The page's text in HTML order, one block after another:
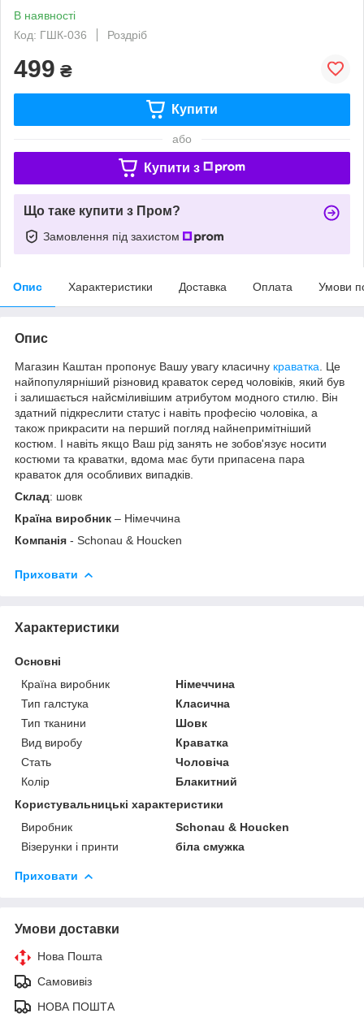
В наявності
Код: ГШК-036
Роздріб
499 ₴
Купити
або
Купити з
Що таке купити з Пром?
Замовлення під захистом
Опис Характеристики Доставка Оплата Умови
Опис
Магазин Каштан пропонує Вашу увагу класичну краватка . Це
найпопулярніший різновид краваток серед чоловіків, який був
і залишається найсміливішим атрибутом модного стилю. Він
здатний підкреслити статус і навіть професію чоловіка, а
також прикрасити на перший погляд найнепримітніший
костюм. І навіть якщо Ваш рід занять не зобов'язує носити
костюми та краватки, вдома має бути припасена пара
краваток для особливих випадків.
Склад: шовк
Країна виробник – Німеччина
Компанія - Schonau & Houcken
Приховати
Характеристики
Основні
Країна виробник
Німеччина
Тип галстука
Класична
Тип тканини
Шовк
Вид виробу
Краватка
Стать
Чоловіча
Колір
Блакитний
Користувальницькі характеристики
Виробник
Schonau & Houcken
Візерунки і принти
біла смужка
Приховати
Умови доставки
Нова Пошта
Самовивіз
НОВА ПОШТА